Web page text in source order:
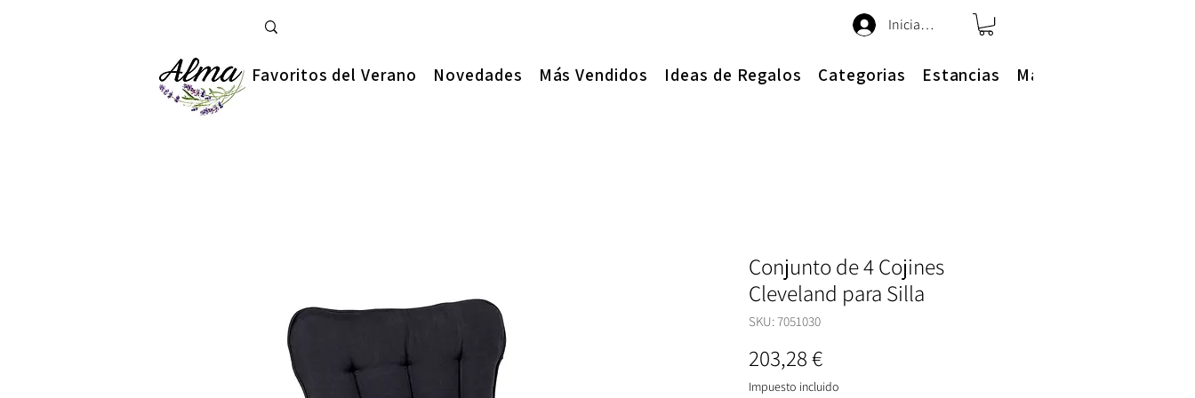
Iniciar sesión
Favoritos del Verano Novedades Más Vendidos Ideas de Regalos Categorias Estancias Más
Conjunto de 4 Cojines
Cleveland para Silla
SKU: 7051030
203,28 €Precio
Impuesto incluido